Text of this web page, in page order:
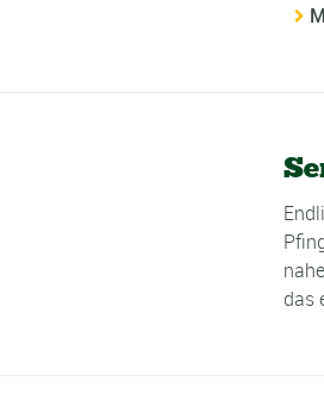
das